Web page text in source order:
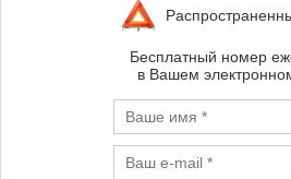
Бесплатный номер
в Вашем